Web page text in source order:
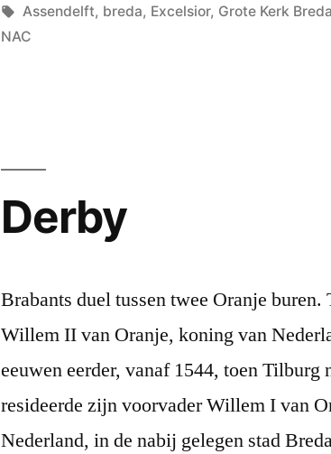
door
in
Tags:
Assendelft, breda, Excelsior, Grote Kerk Breda
NAC
Derby
Brabants duel tussen twee Oranje
Willem II van Oranje, koning van
eeuwen eerder, vanaf 1544, toen Tilburg
resideerde zijn voorvader Willem I van
Nederland, in de nabij gelegen stad